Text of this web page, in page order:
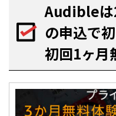
Audibleは
の申込で
初回1ヶ月